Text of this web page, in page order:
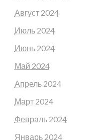
Август 2024
Июль 2024
Июнь 2024
Май 2024
Апрель 2024
Март 2024
Февраль 2024
Январь 2024